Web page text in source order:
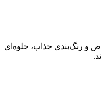
و رنگ‌بندی جذاب، جلوه‌ای